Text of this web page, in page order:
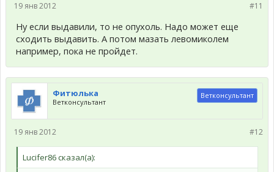
#11
19 янв 2012
Ну если выдавили, то не опухоль. Надо может еще
сходить выдавить. А потом мазать левомиколем
например, пока не пройдет.
Фитюлька
Ветконсультант
Ветконсультант
#12
19 янв 2012
Lucifer86 сказал(а):